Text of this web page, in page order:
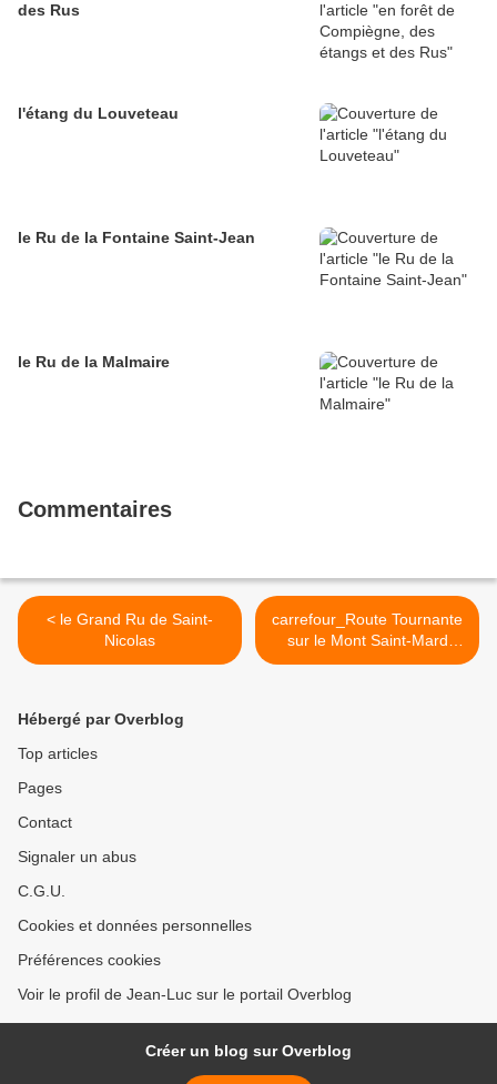
des Rus
l'étang du Louveteau
le Ru de la Fontaine Saint-Jean
le Ru de la Malmaire
Commentaires
< le Grand Ru de Saint-
Nicolas
carrefour_Route Tournante
sur le Mont Saint-Mard
(GR12A)_Route de Vieux
Hébergé par Overblog
Top articles
Pages
Contact
Signaler un abus
C.G.U.
Cookies et données personnelles
Préférences cookies
Voir le profil de Jean-Luc sur le portail Overblog
Créer un blog sur Overblog